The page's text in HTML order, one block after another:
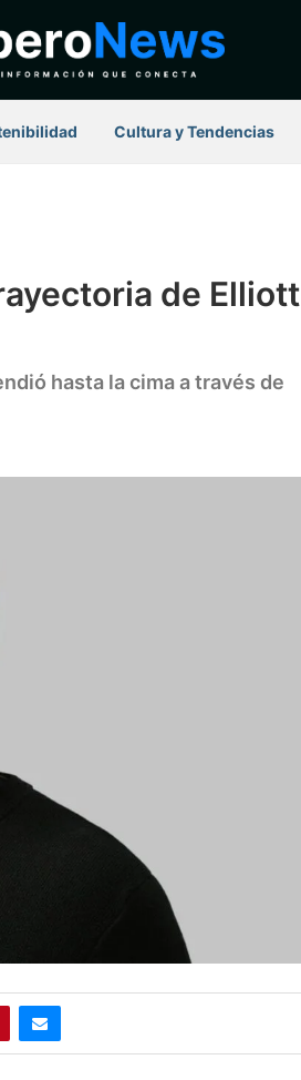
⁠ Cultura y Tendencias
de Elliott
hasta la cima a través de